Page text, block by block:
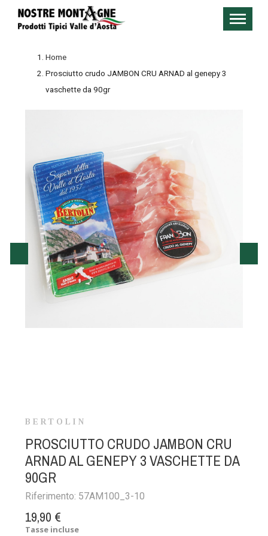
Home
Prosciutto crudo JAMBON CRU ARNAD al genepy 3
vaschette da 90gr
BERTOLIN
PROSCIUTTO CRUDO JAMBON CRU
ARNAD AL GENEPY 3 VASCHETTE DA
90GR
Riferimento: 57AM100_3-10
19,90 €
Tasse incluse